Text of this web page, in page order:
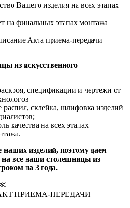
Вашего изделия на всех этапах
на финальных этапах монтажа
Акта приема-передачи
из искусственного
спецификации и чертежи от
склейка, шлифовка изделий
качества на всех этапах
изделий, поэтому даем
все наши столешницы из
на 3 года.
ПРИЕМА-ПЕРЕДАЧИ